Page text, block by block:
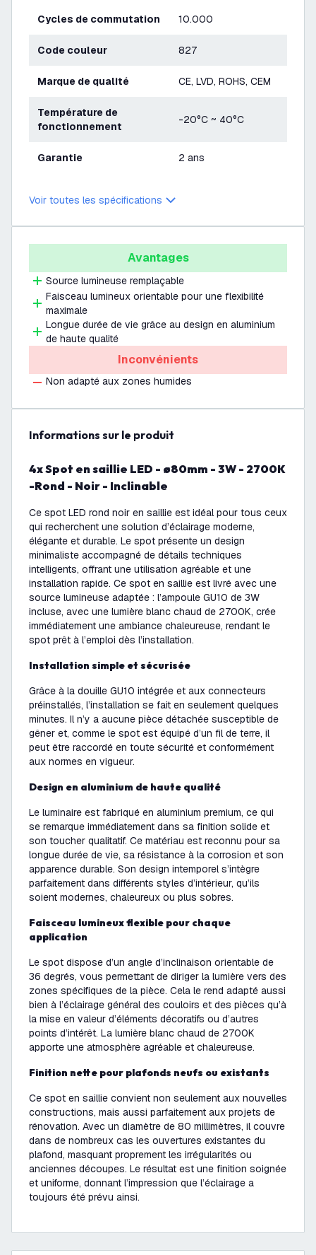
Cycles de commutation 10.000
Code couleur 827
Marque de qualité CE, LVD, ROHS, CEM
Température de
fonctionnement
-20°C ~ 40°C
Garantie 2 ans
Voir toutes les spécifications
Avantages
Source lumineuse remplaçable
Faisceau lumineux orientable pour une flexibilité
maximale
Longue durée de vie grâce au design en aluminium
de haute qualité
Inconvénients
Non adapté aux zones humides
Informations sur le produit
4x Spot en saillie LED - ø80mm - 3W - 2700K
-Rond - Noir - Inclinable
Ce spot LED rond noir en saillie est idéal pour tous ceux
qui recherchent une solution d’éclairage moderne,
élégante et durable. Le spot présente un design
minimaliste accompagné de détails techniques
intelligents, offrant une utilisation agréable et une
installation rapide. Ce spot en saillie est livré avec une
source lumineuse adaptée : l’ampoule GU10 de 3W
incluse, avec une lumière blanc chaud de 2700K, crée
immédiatement une ambiance chaleureuse, rendant le
spot prêt à l’emploi dès l’installation.
Installation simple et sécurisée
Grâce à la douille GU10 intégrée et aux connecteurs
préinstallés, l’installation se fait en seulement quelques
minutes. Il n’y a aucune pièce détachée susceptible de
gêner et, comme le spot est équipé d’un fil de terre, il
peut être raccordé en toute sécurité et conformément
aux normes en vigueur.
Design en aluminium de haute qualité
Le luminaire est fabriqué en aluminium premium, ce qui
se remarque immédiatement dans sa finition solide et
son toucher qualitatif. Ce matériau est reconnu pour sa
longue durée de vie, sa résistance à la corrosion et son
apparence durable. Son design intemporel s’intègre
parfaitement dans différents styles d’intérieur, qu’ils
soient modernes, chaleureux ou plus sobres.
Faisceau lumineux flexible pour chaque
application
Le spot dispose d’un angle d’inclinaison orientable de
36 degrés, vous permettant de diriger la lumière vers des
zones spécifiques de la pièce. Cela le rend adapté aussi
bien à l’éclairage général des couloirs et des pièces qu’à
la mise en valeur d’éléments décoratifs ou d’autres
points d’intérêt. La lumière blanc chaud de 2700K
apporte une atmosphère agréable et chaleureuse.
Finition nette pour plafonds neufs ou existants
Ce spot en saillie convient non seulement aux nouvelles
constructions, mais aussi parfaitement aux projets de
rénovation. Avec un diamètre de 80 millimètres, il couvre
dans de nombreux cas les ouvertures existantes du
plafond, masquant proprement les irrégularités ou
anciennes découpes. Le résultat est une finition soignée
et uniforme, donnant l’impression que l’éclairage a
toujours été prévu ainsi.